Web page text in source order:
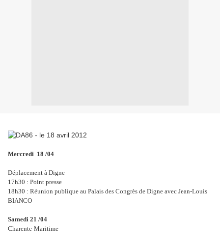
Mercredi 18 /04
Déplacement à Digne
17h30 : Point presse
18h30 : Réunion publique au Palais des Congrès de Digne avec Jean-Louis
BIANCO
Samedi 21 /04
Charente-Maritime